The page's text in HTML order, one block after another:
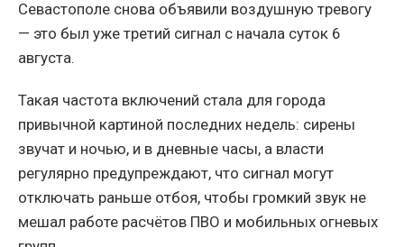
Севастополе снова объявили воздушную тревогу
— это был уже третий сигнал с начала суток 6
августа.
Такая частота включений стала для города
привычной картиной последних недель: сирены
звучат и ночью, и в дневные часы, а власти
регулярно предупреждают, что сигнал могут
отключать раньше отбоя, чтобы громкий звук не
мешал работе расчётов ПВО и мобильных огневых